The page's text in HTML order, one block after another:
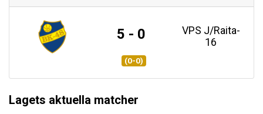
5 - 0
VPS J/Raita-
16
(0-0)
Lagets aktuella matcher